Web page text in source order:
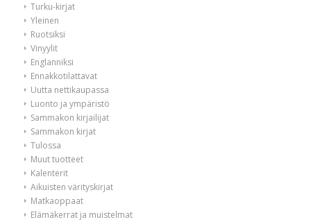
Turku-kirjat
Yleinen
Ruotsiksi
Vinyylit
Englanniksi
Ennakkotilattavat
Uutta nettikaupassa
Luonto ja ympäristö
Sammakon kirjailijat
Sammakon kirjat
Tulossa
Muut tuotteet
Kalenterit
Aikuisten värityskirjat
Matkaoppaat
Elämäkerrat ja muistelmat